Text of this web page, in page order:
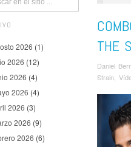
2026 (1)
2026 (12)
2026 (4)
2026 (4)
2026 (3)
2026 (9)
2026 (6)
THE
Daniel
Strain